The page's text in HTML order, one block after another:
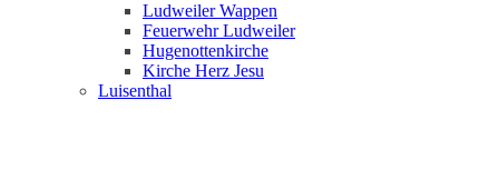
Ludweiler Wappen
Feuerwehr Ludweiler
Hugenottenkirche
Kirche Herz Jesu
Luisenthal